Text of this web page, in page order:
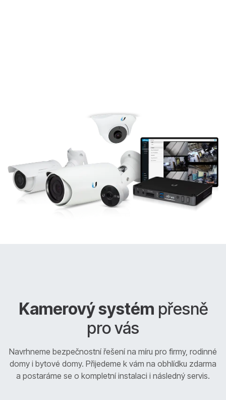
Kamerový systém přesně
pro vás
Navrhneme bezpečnostní řešení na míru pro firmy, rodinné
domy i bytové domy. Přijedeme k vám na obhlídku zdarma
a postaráme se o kompletní instalaci i následný servis.